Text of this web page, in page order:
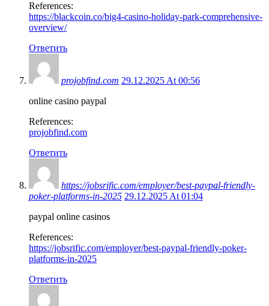
References:
https://blackcoin.co/big4-casino-holiday-park-comprehensive-
overview/
Ответить
projobfind.com 29.12.2025 At 00:56
online casino paypal
References:
projobfind.com
Ответить
https://jobsrific.com/employer/best-paypal-friendly-
poker-platforms-in-2025 29.12.2025 At 01:04
paypal online casinos
References:
https://jobsrific.com/employer/best-paypal-friendly-poker-
platforms-in-2025
Ответить